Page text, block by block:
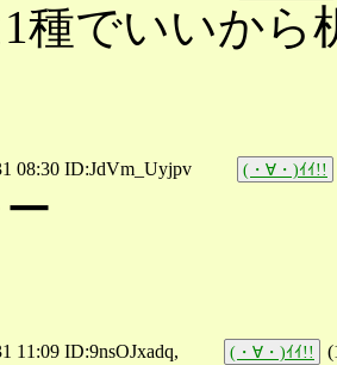
種でいいから
08:30 ID:JdVm_Uyjpv (・∀・)ｲｲ!!
11:09 ID:9nsOJxadq, (・∀・)ｲｲ!! (